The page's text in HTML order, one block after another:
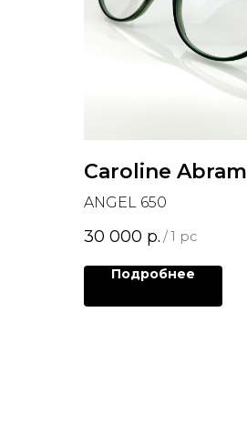
Caroline Abram
ANGEL 650
30 000 р. /1 pc
Подробнее